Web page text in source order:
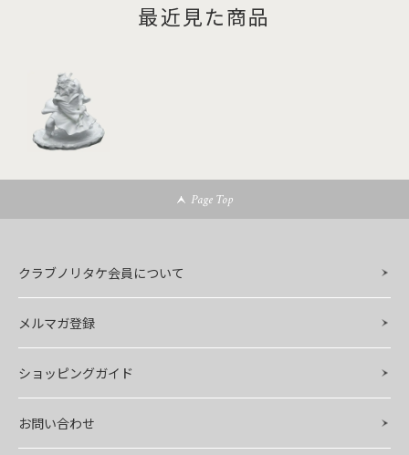
最近見た商品
Page Top
クラブノリタケ会員について
メルマガ登録
ショッピングガイド
お問い合わせ